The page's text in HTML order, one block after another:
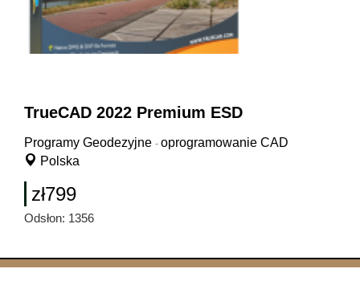
TrueCAD 2022 Premium ESD
Programy Geodezyjne - oprogramowanie CAD
Polska
zł799
Odsłon: 1356